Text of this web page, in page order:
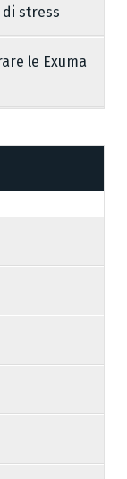
stress
le Exuma